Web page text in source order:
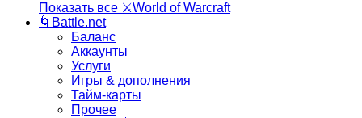
Показать все ⚔️World of Warcraft
🌀Battle.net
Баланс
Аккаунты
Услуги
Игры & дополнения
Тайм-карты
Прочее